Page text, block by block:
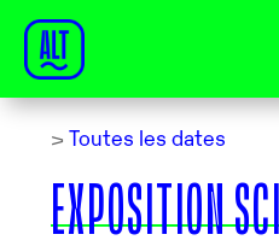
> Toutes les dates
EXPOSITION